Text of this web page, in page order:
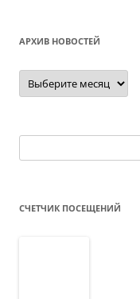
АРХИВ НОВОСТЕЙ
Архив
новостей
СЧЕТЧИК ПОСЕЩЕНИЙ